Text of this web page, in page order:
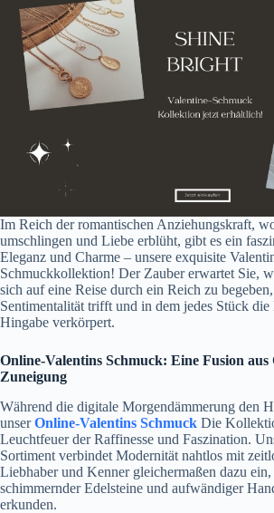
Im Reich der romantischen Anziehungskraft,
umschlingen und Liebe erblüht, gibt es ein
Eleganz und Charme – unsere exquisite
Schmuckkollektion! Der Zauber erwartet Sie,
sich auf eine Reise durch ein Reich zu
Sentimentalität trifft und in dem jedes Stück
Hingabe verkörpert.
Online-Valentins Schmuck: Eine Fusion aus
Zuneigung
Während die digitale Morgendämmerung den
unserOnline-Valentins Schmuck Die
Leuchtfeuer der Raffinesse und Faszination.
Sortiment verbindet Modernität nahtlos mit
Liebhaber und Kenner gleichermaßen dazu
schimmernder Edelsteine ​​und aufwändiger
erkunden.